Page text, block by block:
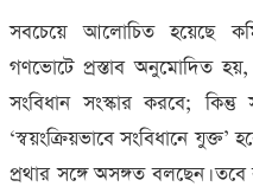
সবচেয়ে আলোচিত হয়েছে
গণভোটে প্রস্তাব অনুমোদিত হয়
সংবিধান সংস্কার করবে;কিন্তু
‘স্বয়ংক্রিয়ভাবে সংবিধানে যুক্ত’
প্রথার সঙ্গে অসঙ্গত বলছেন।